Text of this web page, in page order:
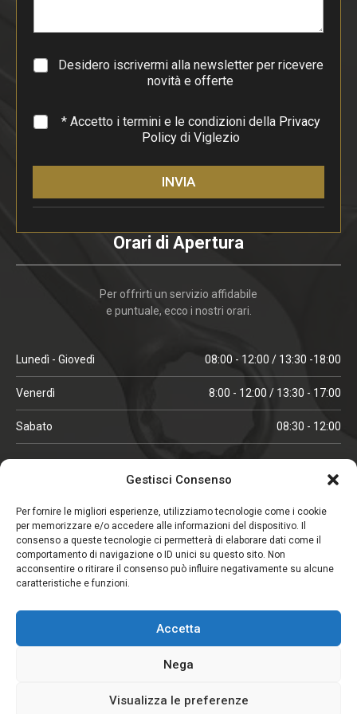
Gestisci Consenso
Per fornire le migliori esperienze, utilizziamo tecnologie come i cookie
per memorizzare e/o accedere alle informazioni del dispositivo. Il
consenso a queste tecnologie ci permetterà di elaborare dati come il
comportamento di navigazione o ID unici su questo sito. Non
acconsentire o ritirare il consenso può influire negativamente su alcune
caratteristiche e funzioni.
Accetta
Nega
Visualizza le preferenze
g
a
f
Desidero iscrivermi alla newsletter per ricevere
novità e offerte
* * Accetto i termini e le condizioni della Privacy
Policydi Viglezio
INVIA
Orari di Apertura
Per offrirti un servizio affidabile
e puntuale, ecco i nostri orari.
Lunedì - Giovedì 08:00 - 12:00 / 13:30 -18:00
Venerdì 8:00 - 12:00 / 13:30 - 17:00
Sabato 08:30 - 12:00
ORARI IN ALTA STAGIONE
Lunedì - Venerdì 08:00 - 12:00 / 13:30 -18:00
Sabato 08:00 - 12:00
CHIUSO IL SABATO
(gennaio, febbraio, agosto, settembre)
Copyright © 2026. Viglezio - Tutti i diritti riservati.